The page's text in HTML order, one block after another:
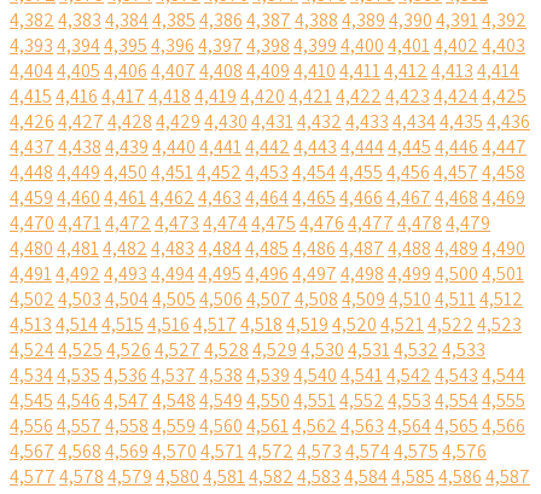
4,3824,3834,3844,3854,3864,3874,3884,3894,3904,3914,392
4,3934,3944,3954,3964,3974,3984,3994,4004,4014,4024,403
4,4044,4054,4064,4074,4084,4094,4104,4114,4124,4134,414
4,4154,4164,4174,4184,4194,4204,4214,4224,4234,4244,425
4,4264,4274,4284,4294,4304,4314,4324,4334,4344,4354,436
4,4374,4384,4394,4404,4414,4424,4434,4444,4454,4464,447
4,4484,4494,4504,4514,4524,4534,4544,4554,4564,4574,458
4,4594,4604,4614,4624,4634,4644,4654,4664,4674,4684,469
4,4704,4714,4724,4734,4744,4754,4764,4774,4784,479
4,4804,4814,4824,4834,4844,4854,4864,4874,4884,4894,490
4,4914,4924,4934,4944,4954,4964,4974,4984,4994,5004,501
4,5024,5034,5044,5054,5064,5074,5084,5094,5104,5114,512
4,5134,5144,5154,5164,5174,5184,5194,5204,5214,5224,523
4,5244,5254,5264,5274,5284,5294,5304,5314,5324,533
4,5344,5354,5364,5374,5384,5394,5404,5414,5424,5434,544
4,5454,5464,5474,5484,5494,5504,5514,5524,5534,5544,555
4,5564,5574,5584,5594,5604,5614,5624,5634,5644,5654,566
4,5674,5684,5694,5704,5714,5724,5734,5744,5754,576
4,5774,5784,5794,5804,5814,5824,5834,5844,5854,5864,587